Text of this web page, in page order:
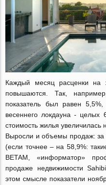
Каждый месяц расценки на
повышаются. Так,
показатель был равен
весеннего локдауна -
стоимость жилья увеличилась
Выросли и объемы продаж: за
(если точнее – на 58,9%:
BETAM, «информатор»
продаже недвижимости
этом смысле показатели